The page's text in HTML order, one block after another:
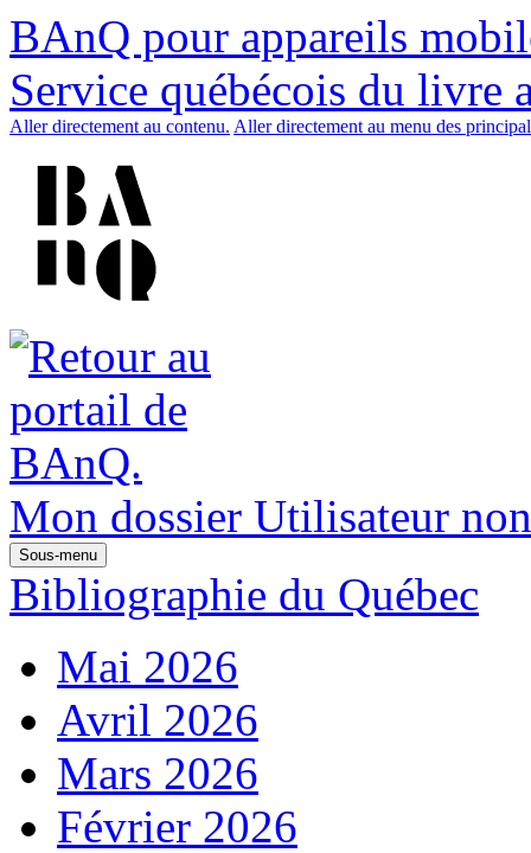
BAnQ pour appareils
Service québécois du livre
Aller directement au contenu. Aller directement au menu des
Mon dossier Utilisateur
Sous-menu
Bibliographie du Québec
Mai 2026
Avril 2026
Mars 2026
Février 2026